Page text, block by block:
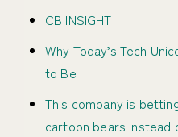
CB INSIGHT
Why Today’s Tech
to Be
This company is
cartoon bears instead